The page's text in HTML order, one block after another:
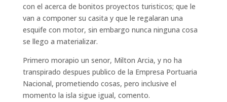
con el acerca de bonitos proyectos turisticos; que le
van a componer su casita y que le regalaran una
esquife con motor, sin embargo nunca ninguna cosa
se llego a materializar.
Primero morapio un senor, Milton Arcia, y no ha
transpirado despues publico de la Empresa Portuaria
Nacional, prometiendo cosas, pero inclusive el
momento la isla sigue igual, comento.